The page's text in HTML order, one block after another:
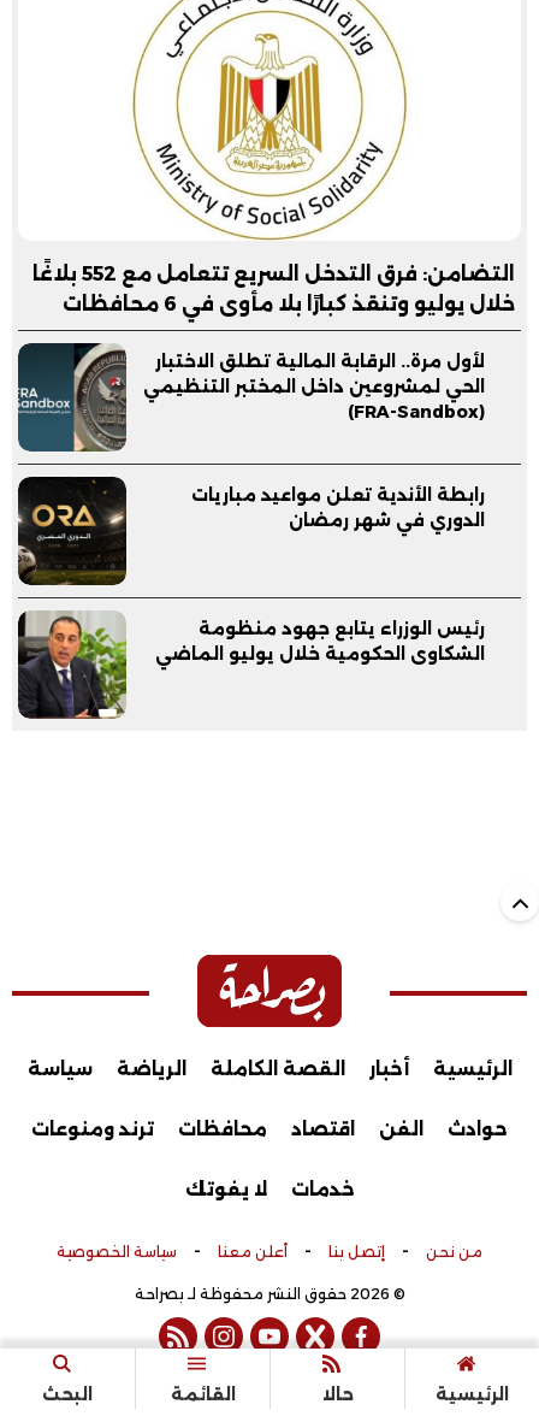
الرئيسية حالا القائمة البحث
التضامن: فرق التدخل السريع تتعامل مع 552 بلاغًا
خلال يوليو وتنقذ كبارًا بلا مأوى في 6 محافظات
لأول مرة.. الرقابة المالية تطلق الاختبار
الحي لمشروعين داخل المختبر التنظيمي
(FRA-Sandbox)
رابطة الأندية تعلن مواعيد مباريات
الدوري في شهر رمضان
رئيس الوزراء يتابع جهود منظومة
الشكاوى الحكومية خلال يوليو الماضي
الرئيسية أخبار القصة الكاملة الرياضة سياسة
حوادث الفن اقتصاد محافظات ترند ومنوعات
خدمات لا يفوتك
من نحن - إتصل بنا - أعلن معنا - سياسة الخصوصية
© 2026 حقوق النشر محفوظة لـ بصراحة
facebook
twitter
youtube
instagram
rss feed
تم التطوير بواسطة